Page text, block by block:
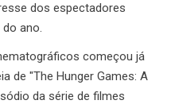
dos espectadores
ano.
começou já
de "The Hunger Games: A
da série de filmes